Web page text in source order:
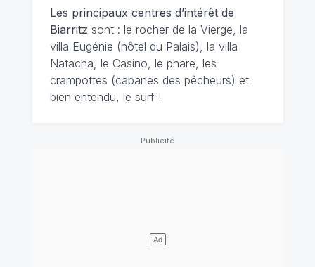
Les principaux centres d’intérêt de
Biarritz sont : le rocher de la Vierge, la
villa Eugénie (hôtel du Palais), la villa
Natacha, le Casino, le phare, les
crampottes (cabanes des pêcheurs) et
bien entendu, le surf !